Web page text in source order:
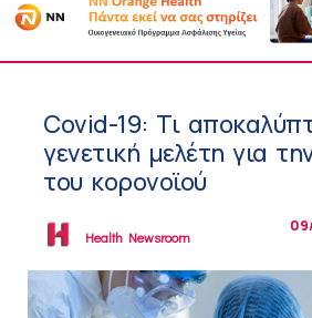
Covid-19: Τι
γενετική μελέτη για
του κορονοϊού
Health Newsroom